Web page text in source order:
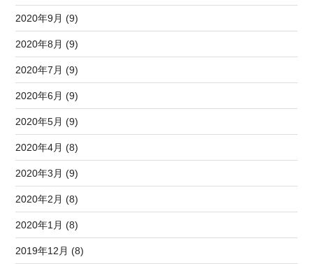
2020年9月 (9)
2020年8月 (9)
2020年7月 (9)
2020年6月 (9)
2020年5月 (9)
2020年4月 (8)
2020年3月 (9)
2020年2月 (8)
2020年1月 (8)
2019年12月 (8)